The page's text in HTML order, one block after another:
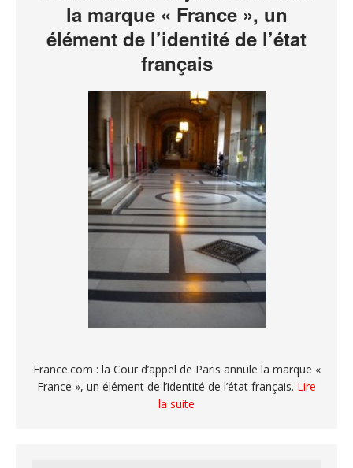
la marque « France », un
élément de l’identité de l’état
français
France.com : la Cour d’appel de Paris annule la marque «
France », un élément de l’identité de l’état français. Lire
la suite